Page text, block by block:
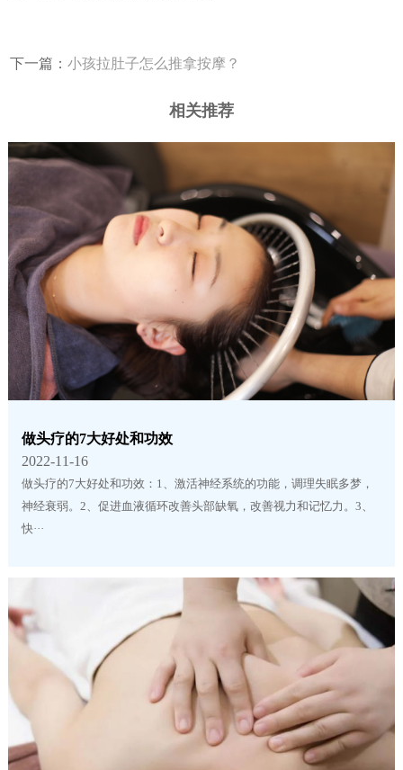
下一篇：小孩拉肚子怎么推拿按摩？
相关推荐
做头疗的7大好处和功效
2022-11-16
做头疗的7大好处和功效：1、激活神经系统的功能，调理失眠多梦，
神经衰弱。2、促进血液循环改善头部缺氧，改善视力和记忆力。3、
快···